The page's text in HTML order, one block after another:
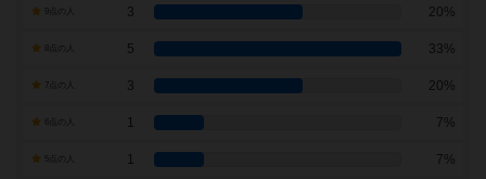
3 20%
5 33%
7点の人 3 20%
1 7%
1 7%